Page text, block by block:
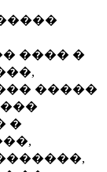
���� �
�����
�